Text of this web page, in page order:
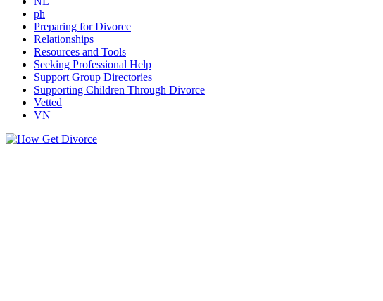
ph
Preparing for Divorce
Relationships
Resources and Tools
Seeking Professional Help
Support Group Directories
Supporting Children Through Divorce
Vetted
VN